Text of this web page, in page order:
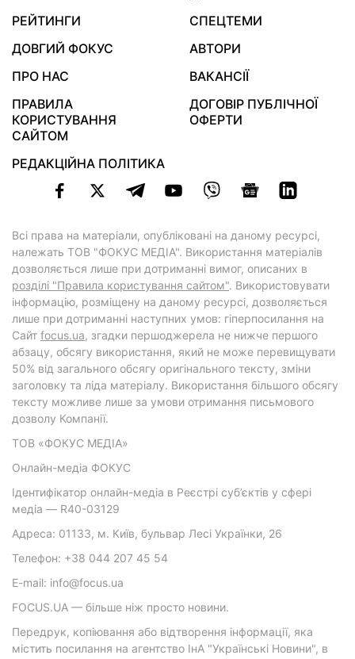
РЕЙТИНГИ
СПЕЦТЕМИ
ДОВГИЙ ФОКУС
АВТОРИ
ПРО НАС
ВАКАНСІЇ
ПРАВИЛА
КОРИСТУВАННЯ
САЙТОМ
ДОГОВІР ПУБЛІЧНОЇ
ОФЕРТИ
РЕДАКЦІЙНА ПОЛІТИКА
Всі права на матеріали, опубліковані на даному ресурсі,
належать ТОВ "ФОКУС МЕДІА". Використання матеріалів
дозволяється лише при дотриманні вимог, описаних в
розділі "Правила користування сайтом". Використовувати
інформацію, розміщену на даному ресурсі, дозволяється
лише при дотриманні наступних умов: гіперпосилання на
Cайт focus.ua, згадки першоджерела не нижче першого
абзацу, обсягу використання, який не може перевищувати
50% від загального обсягу оригінального тексту, зміни
заголовку та ліда матеріалу. Використання більшого обсягу
тексту можливе лише за умови отримання письмового
дозволу Компанії.
ТОВ «ФОКУС МЕДІА»
Онлайн-медіа ФОКУС
Ідентифікатор онлайн-медіа в Реєстрі суб’єктів у сфері
медіа — R40-03129
Адреса: 01133, м. Київ, бульвар Лесі Українки, 26
Телефон: +38 044 207 45 54
E-mail: info@focus.ua
FOCUS.UA — більше ніж просто новини.
Передрук, копіювання або відтворення інформації, яка
містить посилання на агентство ІнА "Українські Новини", в